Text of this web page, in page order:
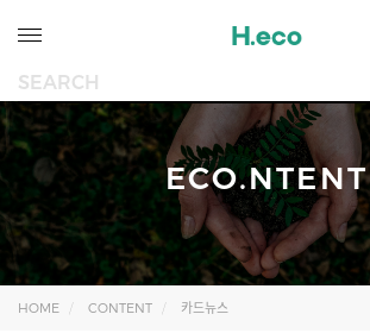
ECO.NTENT
HOME CONTENT 카드뉴스